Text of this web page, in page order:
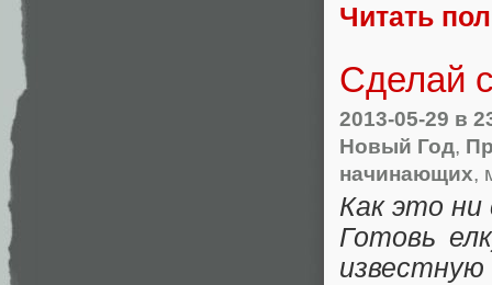
Читать
Сделай
2013-05-29 в
Новый Год,
начинающих,
Как это ни
Готовь
известную